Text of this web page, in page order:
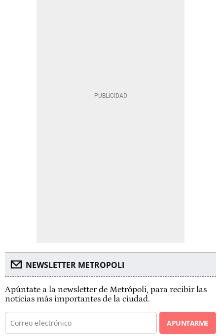
NEWSLETTER METROPOLI
Apúntate a la newsletter de Metrópoli, para recibir las
noticias más importantes de la ciudad.
APUNTARME